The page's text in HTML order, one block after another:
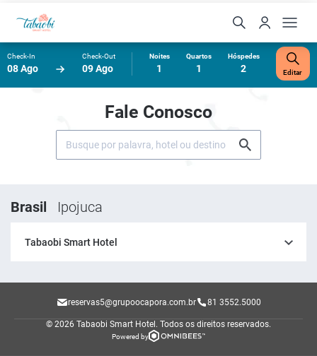
Check-In
08 Ago
Check-Out
09 Ago
Noites
1
Quartos
1
Hóspedes
2 Editar
Fale Conosco
Brasil Ipojuca
Tabaobi Smart Hotel
reservas5@grupoocapora.com.br 81 3552.5000
© 2026 Tabaobi Smart Hotel. Todos os direitos reservados.
Powered by